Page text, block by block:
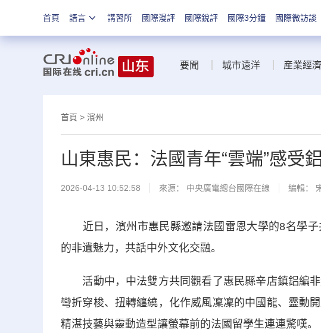
首頁 語言 講習所 國際漫評 國際銳評 國際3分鐘 國際微訪談
要聞 城市遠洋 産業經濟
首頁 > 濱州
山東惠民：法國青年“雲端”感受
2026-04-13 10:52:58 來源： 中央廣電總台國際在線 編輯：
近日，濱州市惠民縣邀請法國雷恩大學的8名學子
的非遺魅力，共話中外文化交融。
活動中，中法雙方共同觀看了惠民縣辛店鎮鋁編非
彎折穿梭、扭轉纏繞，化作威風凜凜的中國龍、靈動
精湛技藝與靈動造型讓螢幕前的法國留學生連連驚嘆。